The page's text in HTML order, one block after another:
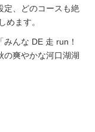
定、どのコースも絶
めます。
んな DE 走 run！
爽やかな河口湖湖